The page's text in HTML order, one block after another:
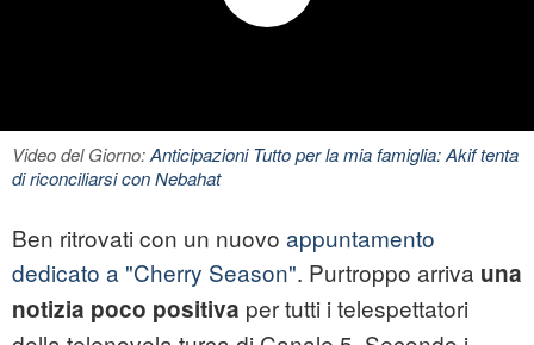
Video del Giorno:Anticipazioni Tutto per la mia famiglia: Akif tenta
di riconciliarsi con Nebahat
Ben ritrovati con un nuovo appuntamento
dedicato a "Cherry Season". Purtroppo arriva una
notizia poco positiva per tutti i telespettatori